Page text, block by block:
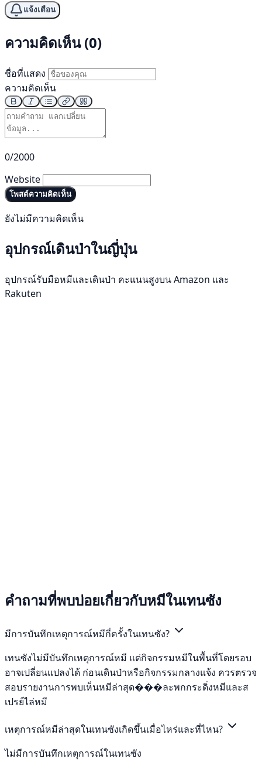
แจ้งเตือน
ความคิดเห็น (0)
ชื่อที่แสดง
ความคิดเห็น
0/2000
Website
โพสต์ความคิดเห็น
ยังไม่มีความคิดเห็น
อุปกรณ์เดินป่าในญี่ปุ่น
อุปกรณ์รับมือหมีและเดินป่า คะแนนสูงบน Amazon และ
Rakuten
คำถามที่พบบ่อยเกี่ยวกับหมีในเทนซัง
มีการบันทึกเหตุการณ์หมีกี่ครั้งในเทนซัง?
เทนซังไม่มีบันทึกเหตุการณ์หมี แต่กิจกรรมหมีในพื้นที่โดยรอบ
อาจเปลี่ยนแปลงได้ ก่อนเดินป่าหรือกิจกรรมกลางแจ้ง ควรตรวจ
สอบรายงานการพบเห็นหมีล่าสุด���ละพกกระดิ่งหมีและส
เปรย์ไล่หมี
เหตุการณ์หมีล่าสุดในเทนซังเกิดขึ้นเมื่อไหร่และที่ไหน?
ไม่มีการบันทึกเหตุการณ์ในเทนซัง